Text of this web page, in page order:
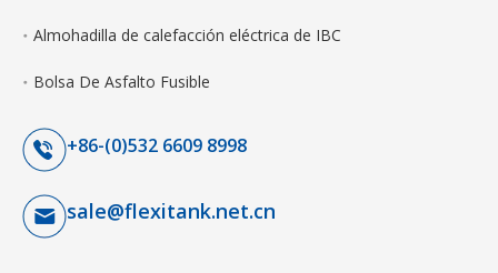
Almohadilla de calefacción eléctrica de IBC
Bolsa De Asfalto Fusible
+86-(0)532 6609 8998
sale@flexitank.net.cn